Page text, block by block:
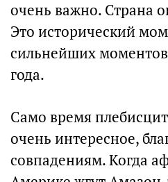
очень важно. Страна
Это исторический
сильнейших
года.
Само время
очень интересное,
совпадениям. Когда